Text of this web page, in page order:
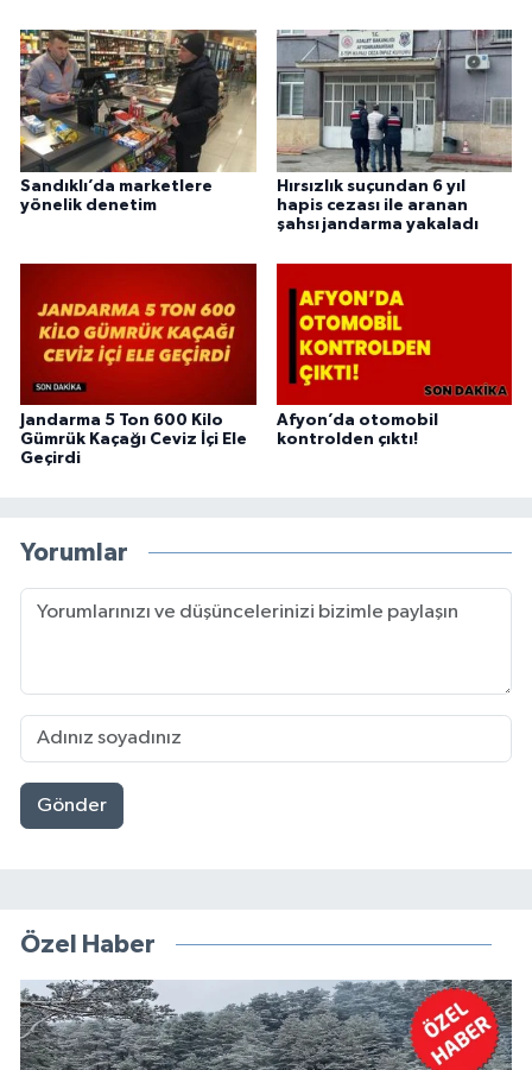
Sandıklı’da marketlere
yönelik denetim
Hırsızlık suçundan 6 yıl
hapis cezası ile aranan
şahsı jandarma yakaladı
Jandarma 5 Ton 600 Kilo
Gümrük Kaçağı Ceviz İçi Ele
Geçirdi
Afyon’da otomobil
kontrolden çıktı!
Yorumlar
Gönder
Özel Haber